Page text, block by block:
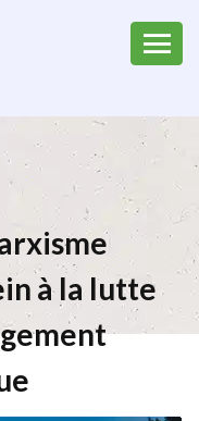
à la lutte